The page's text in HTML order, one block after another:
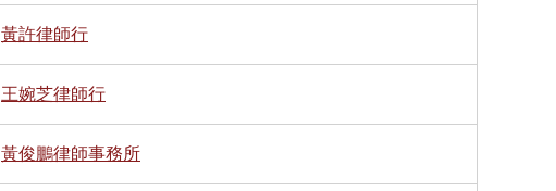
黃許律師行
王婉芝律師行
黃俊鵬律師事務所